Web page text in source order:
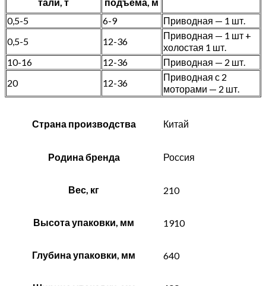
0,5-5 6-9
Приводная — 1 шт.
0,5-5
12-36
Приводная — 1 шт +
холостая 1 шт.
10-16
12-36
Приводная — 2 шт.
20
12-36
Приводная с 2
моторами — 2 шт.
Страна производства Китай
Родина бренда Россия
Вес, кг 210
Высота упаковки, мм 1910
Глубина упаковки, мм 640